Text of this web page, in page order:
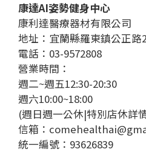
康達AI姿勢健身中心
康利達醫療器材有限公司
地址：宜蘭縣羅東鎮公正路
電話：03-9572808
營業時間：
週二~週五12:30-20:30
週六10:00~18:00
(週日週一公休|特別店休詳
信箱：
統一編號：93626839